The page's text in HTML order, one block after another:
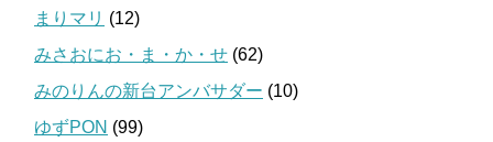
まりマリ (12)
みさおにお・ま・か・せ (62)
みのりんの新台アンバサダー (10)
ゆずPON (99)